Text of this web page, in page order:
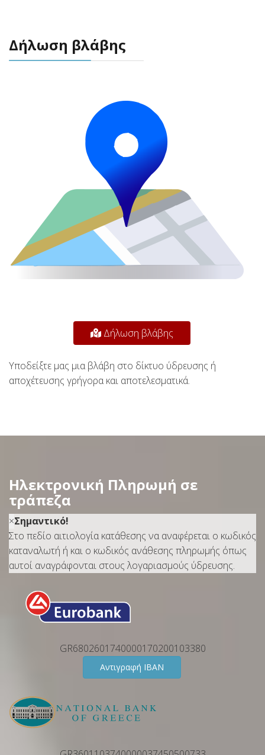
Δήλωση βλάβης
Δήλωση βλάβης
Υποδείξτε μας μια βλάβη στο δίκτυο ύδρευσης ή
αποχέτευσης γρήγορα και αποτελεσματικά.
Ηλεκτρονική Πληρωμή σε
τράπεζα
×Σημαντικό!
Στο πεδίο αιτιολογία κατάθεσης να αναφέρεται ο κωδικός
καταναλωτή ή και ο κωδικός ανάθεσης πληρωμής όπως
αυτοί αναγράφονται στους λογαριασμούς ύδρευσης.
GR6802601740000170200103380
Αντιγραφή IBAN